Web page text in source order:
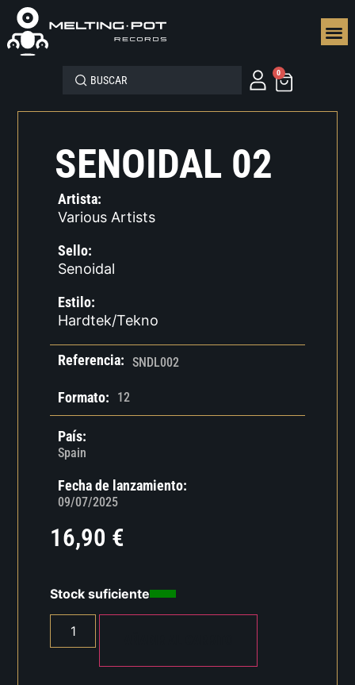
0
SENOIDAL 02
Artista:
Various Artists
Sello:
Senoidal
Estilo:
Hardtek/Tekno
Referencia: SNDL002
Formato: 12
País:
Spain
Fecha de lanzamiento:
09/07/2025
16,90 €
Stock suficiente